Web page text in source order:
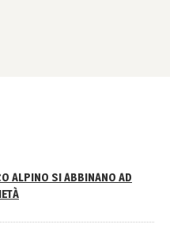
ALPINO SI ABBINANO AD